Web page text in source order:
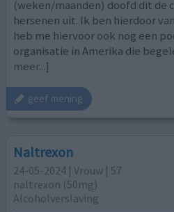
(weken/maanden) doofd dit de
hersenen uit. Ik ben hierdoor
heb me hiervoor ook nog een
organisatie in Amerika die
meer...]
geef mening
Naltrexon
24-05-2024 | Vrouw | 57
naltrexon (50mg)
Alcoholverslaving